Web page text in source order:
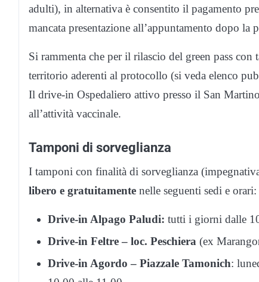
adulti), in alternativa è consentito il pagamento
mancata presentazione all’appuntamento dopo la
Si rammenta che per il rilascio del green pass con
territorio aderenti al protocollo (si veda elenco
Il drive-in Ospedaliero attivo presso il San
all’attività vaccinale.
Tamponi di sorveglianza
I tamponi con finalità di sorveglianza
libero e gratuitamente nelle seguenti sedi e orari:
Drive-in Alpago Paludi: tutti i giorni dalle
Drive-in Feltre – loc. Peschiera (ex
Drive-in Agordo – Piazzale Tamonich: